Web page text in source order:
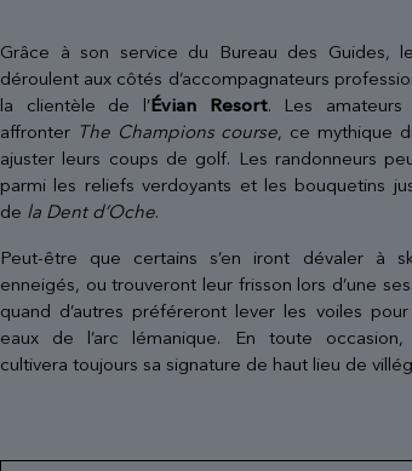
Grâce à son service du Bureau des Guides,
déroulent aux côtés d’accompagnateurs
la clientèle de l’Évian Resort. Les amateurs
affronter The Champions course, ce mythique
ajuster leurs coups de golf. Les randonneurs
parmi les reliefs verdoyants et les bouquetins
de la Dent d’Oche.
Peut-être que certains s’en iront dévaler à
enneigés, ou trouveront leur frisson lors d’une
quand d’autres préféreront lever les voiles
eaux de l’arc lémanique. En toute occasion,
cultivera toujours sa signature de haut lieu de